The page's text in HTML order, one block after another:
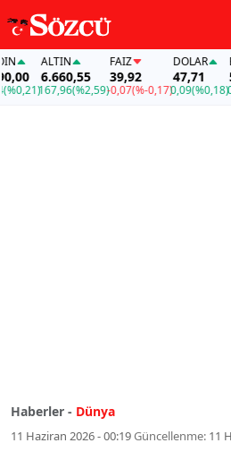
ALTIN
6.660,55
167,96(%2,59)
FAİZ
39,92
-0,07(%-0,17)
DOLAR
47,71
0,09(%0,18)
Haberler - Dünya
11 Haziran 2026 - 00:19Güncellenme: 11